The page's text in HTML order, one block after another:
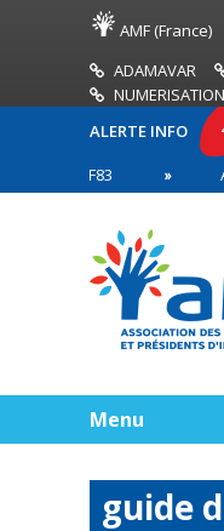
AMF (France)
ADAMAVAR
ALERTE INFO
première ligne
Menu
guide